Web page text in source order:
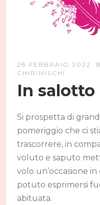
28 FEBBRAIO 2022
CHIRIMISCHI
In salotto
Si prospetta di
pomeriggio che ci
trascorrere, in
voluto e saputo
volo un’occasione
potuto esprimersi
abituata.